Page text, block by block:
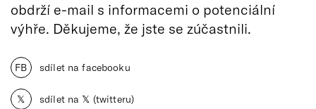
obdrží e-mail s informacemi o potenciální
výhře. Děkujeme, že jste se zúčastnili.
FB sdílet na facebooku
𝕏 sdílet na 𝕏 (twitteru)